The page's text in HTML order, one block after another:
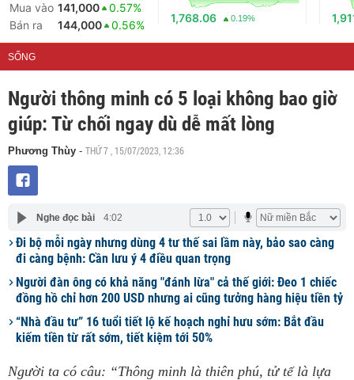
Mua vào 141,000
0.57%
Bán ra
144,000 0.56%
1,768.06 0.19%
SỐNG
Người thông minh có 5 loại không bao giờ
giúp: Từ chối ngay dù dễ mất lòng
Phương Thùy - THỨ 7 , 15/07/2023, 12:36
Nghe đọc bài 4:02
Đi bộ mỗi ngày nhưng dùng 4 tư thế sai lầm này, bảo sao càng
đi càng bệnh: Cần lưu ý 4 điều quan trọng
Người đàn ông có khả năng "đánh lừa" cả thế giới: Đeo 1 chiếc
đồng hồ chỉ hơn 200 USD nhưng ai cũng tưởng hàng hiệu tiền tỷ
“Nhà đầu tư” 16 tuổi tiết lộ kế hoạch nghỉ hưu sớm: Bắt đầu
kiếm tiền từ rất sớm, tiết kiệm tới 50%
Người ta có câu: “Thông minh là thiên phú, tử tế là lựa